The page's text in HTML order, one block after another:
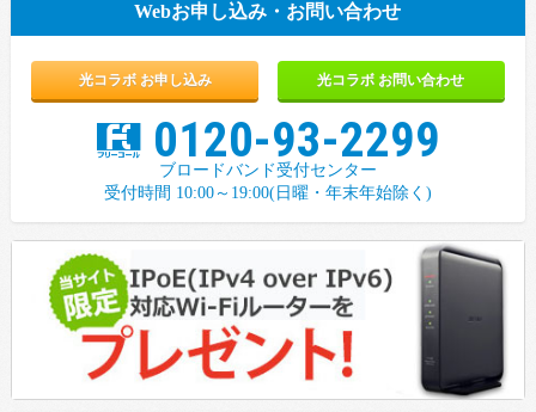
Webお申し込み・お問い合わせ
光コラボ お申し込み 光コラボ お問い合わせ
z 0120-93-2299
ブロードバンド受付センター
受付時間 10:00～19:00(日曜・年末年始除く)